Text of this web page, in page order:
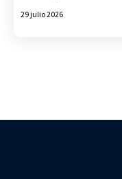
29 julio 2026